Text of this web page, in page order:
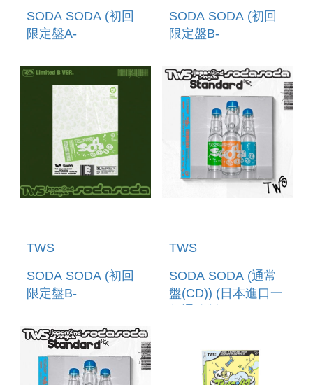
SODA SODA (初回
限定盤A-
(環球官方進口)
SODA SODA (初回
限定盤B-
(環球官方進口)(預購
至7/1 12:00止)
TWS
SODA SODA (初回
限定盤B-
(日本進口一般通路
TWS
SODA SODA (通常
盤(CD)) (日本進口一